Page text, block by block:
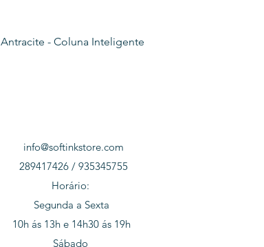
- Coluna Inteligente
info@softinkstore.com
289417426 / 935345755
Horário:
Segunda a Sexta
10h ás 13h e 14h30 ás 19h
Sábado